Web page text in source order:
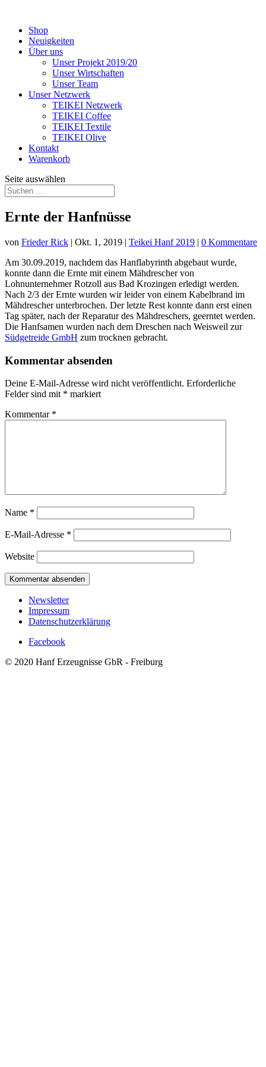
Shop
Neuigkeiten
Über uns
Unser Projekt 2019/20
Unser Wirtschaften
Unser Team
Unser Netzwerk
TEIKEI Netzwerk
TEIKEI Coffee
TEIKEI Textile
TEIKEI Olive
Kontakt
Warenkorb
Seite auswählen
Ernte der Hanfnüsse
von Frieder Rick | Okt. 1, 2019 | Teikei Hanf 2019 | 0 Kommentare
Am 30.09.2019, nachdem das Hanflabyrinth abgebaut wurde,
konnte dann die Ernte mit einem Mähdrescher von
Lohnunternehmer Rotzoll aus Bad Krozingen erledigt werden.
Nach 2/3 der Ernte wurden wir leider von einem Kabelbrand im
Mähdrescher unterbrochen. Der letzte Rest konnte dann erst einen
Tag später, nach der Reparatur des Mähdreschers, geerntet werden.
Die Hanfsamen wurden nach dem Dreschen nach Weisweil zur
Südgetreide GmbH zum trocknen gebracht.
Kommentar absenden
Deine E-Mail-Adresse wird nicht veröffentlicht. Erforderliche
Felder sind mit * markiert
Kommentar *
Name *
E-Mail-Adresse *
Website
Newsletter
Impressum
Datenschutzerklärung
Facebook
© 2020 Hanf Erzeugnisse GbR - Freiburg